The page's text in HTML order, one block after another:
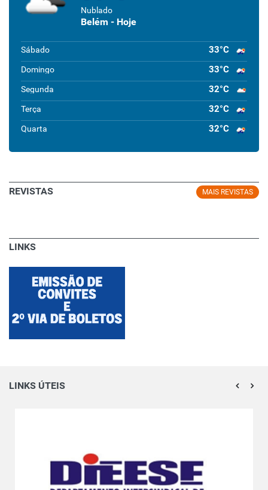
Nublado
Belém - Hoje
Sábado 33°C
Domingo 33°C
Segunda 32°C
Terça 32°C
Quarta 32°C
MAIS REVISTAS
REVISTAS
LINKS
LINKS ÚTEIS